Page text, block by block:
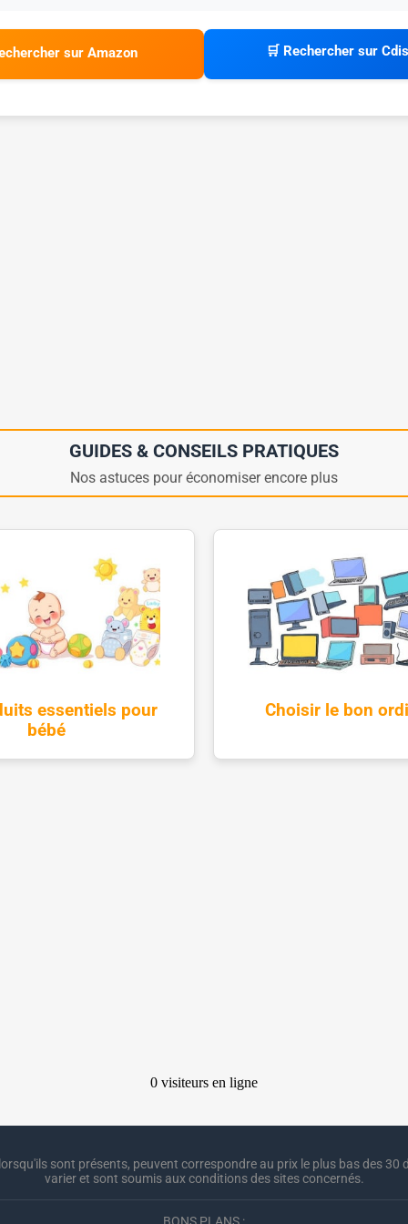
sur Amazon 🛒 Rechercher sur
GUIDES & CONSEILS PRATIQUES
Nos astuces pour économiser encore plus
essentiels pour
bébé
Choisir le bon
sont présents, peuvent correspondre au prix le plus bas des 30
varier et sont soumis aux conditions des sites concernés.